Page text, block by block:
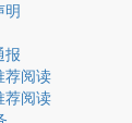
明
报
荐阅读
荐阅读